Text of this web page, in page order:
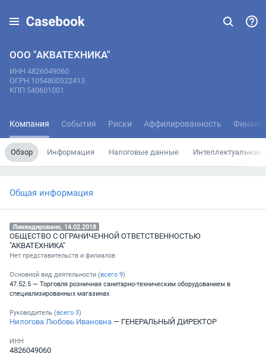
ООО "АКВАТЕХНИКА"
ИНН 4826049060
ОГРН 1054800522413
КПП 540601001
Компания События Риски Аффилированность
Обзор Информация Налоговые данные Интеллектуальная
Общая информация
Ликвидировано, 14.02.2018
ОБЩЕСТВО С ОГРАНИЧЕННОЙ ОТВЕТСТВЕННОСТЬЮ
"АКВАТЕХНИКА"
Нет представительств и филиалов
Основной вид деятельности (всего 9)
47.52.5 — Торговля розничная санитарно-техническим оборудованием в
специализированных магазинах
Руководитель (всего 3)
Нилогова Любовь Ивановна — ГЕНЕРАЛЬНЫЙ ДИРЕКТОР
ИНН
4826049060